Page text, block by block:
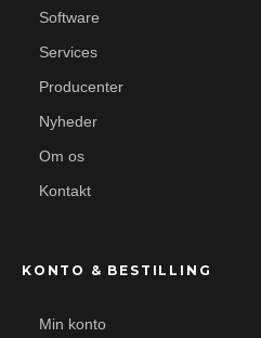
Software
Services
Producenter
Nyheder
Om os
Kontakt
KONTO & BESTILLING
Min konto